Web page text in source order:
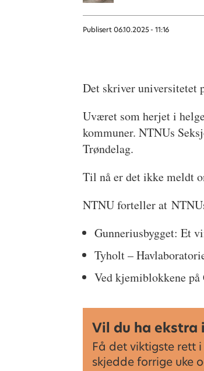
Publisert 06.10.2025 - 11:16
Det skriver universitetet
Uværet som herjet i
kommuner. NTNUs
Trøndelag.
Til nå er det ikke meldt
NTNU forteller at
Gunneriusbygget: Et
Tyholt –
Ved kjemiblokkene på
Vil du ha ekstra
Få det viktigste rett
skjedde forrige uke